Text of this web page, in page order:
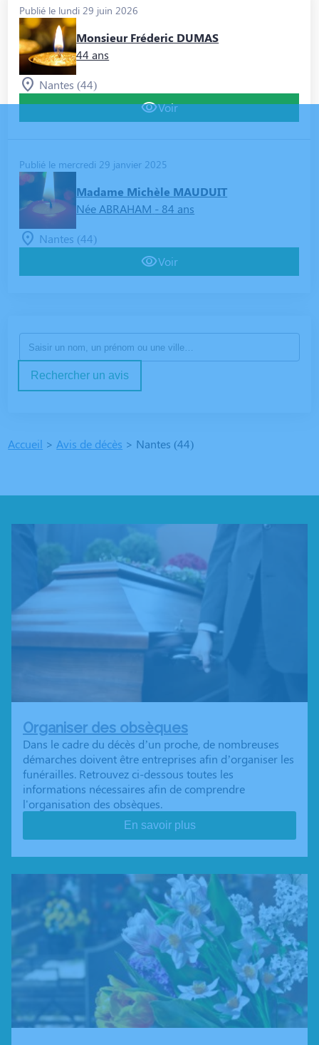
Publié le lundi 29 juin 2026
Monsieur Fréderic DUMAS
44 ans
Nantes (44)
Voir
Publié le mercredi 29 janvier 2025
Madame Michèle MAUDUIT
Née ABRAHAM - 84 ans
Nantes (44)
Voir
Rechercher un avis
Accueil > Avis de décès > Nantes (44)
Organiser des obsèques
Dans le cadre du décès d’un proche, de nombreuses
démarches doivent être entreprises afin d’organiser les
funérailles. Retrouvez ci-dessous toutes les
informations nécessaires afin de comprendre
l'organisation des obsèques.
En savoir plus